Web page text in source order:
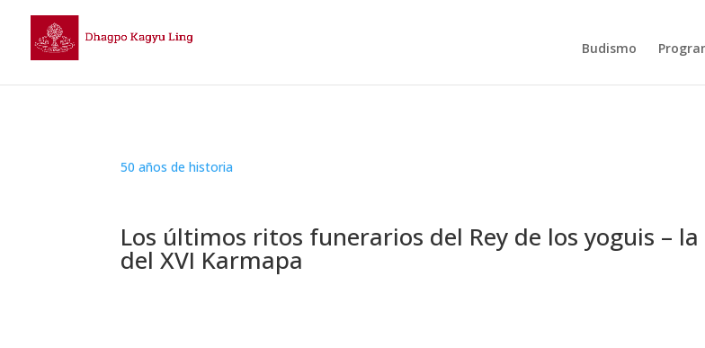
Budismo
50 años de historia
Los últimos ritos funerarios del Rey de los yoguis –
del XVI Karmapa